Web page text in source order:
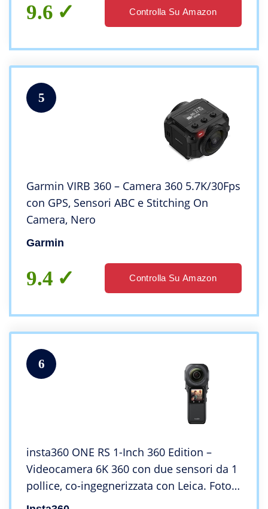
9.6 Controlla Su Amazon
5
Garmin VIRB 360 – Camera 360 5.7K/30Fps
con GPS, Sensori ABC e Stitching On
Camera, Nero
Garmin
9.4 Controlla Su Amazon
6
insta360 ONE RS 1-Inch 360 Edition –
Videocamera 6K 360 con due sensori da 1
pollice, co-ingegnerizzata con Leica. Foto
21MP, stabilizzazione FlowState, superba